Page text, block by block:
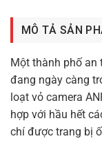
MÔ TẢ SẢN
Một thành phố an
đang ngày càng
loạt vỏ camera
hợp với hầu hết
chí được trang bị